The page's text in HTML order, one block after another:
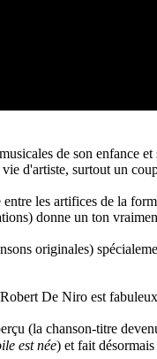
de son enfance
d'artiste, surtout un
les artifices de la
donne un ton
originales)
De Niro est fabuleux
(la chanson-titre
est née) et fait